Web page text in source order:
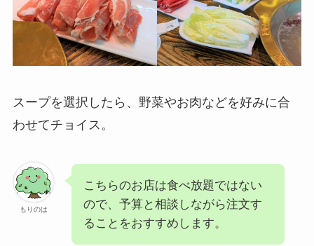
スープを選択したら、野菜やお肉などを好みに合
わせてチョイス。
もりのは
こちらのお店は食べ放題ではない
ので、予算と相談しながら注文す
ることをおすすめします。